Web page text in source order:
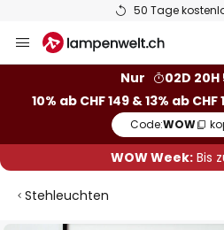
50 Tage
Inhalt
Nur
02D 20H
10% ab CHF 149 & 13% ab
Code:WOW
WOW Week:Bis
Stehleuchten